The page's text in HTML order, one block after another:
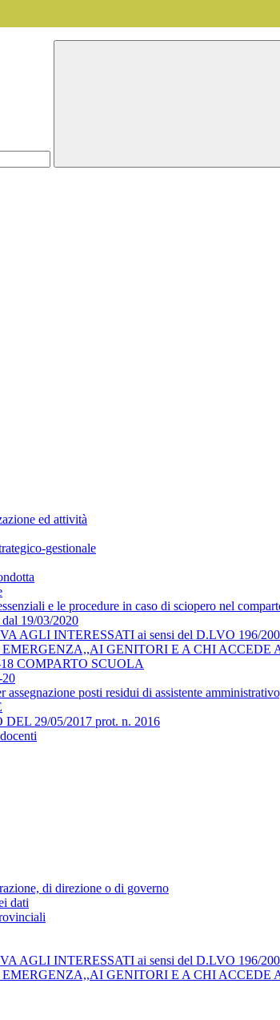
ed attività
gestionale
e le procedure in caso di sciopero nel
19/03/2020
AGLI INTERESSATI ai sensi del D.LVO 196/
GENITORI E A CHI ACCEDE
COMPARTO SCUOLA
20
posti residui di assistente
29/05/2017 prot. n. 2016
di direzione o di governo
dati
AGLI INTERESSATI ai sensi del D.LVO 196/
GENITORI E A CHI ACCEDE